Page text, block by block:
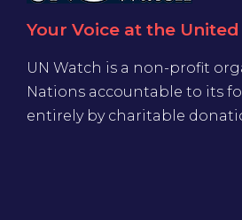
Your Voice at the
UN Watch is a non-profit
Nations accountable to its
entirely by charitable